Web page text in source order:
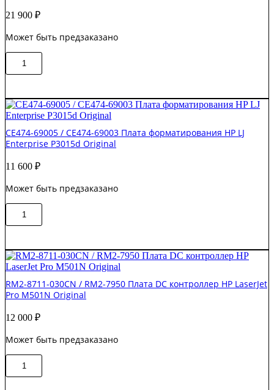
Pro
Original
21 900 ₽
Может быть предзаказано
Количество
товара
/
CF405-
60001
Плата
сканера
HP
M830
CE474-69005 / CE474-69003 Плата форматирования HP LJ
Enterprise P3015d Original
11 600 ₽
Может быть предзаказано
Количество
товара
/
CE474-
69003
Плата
форматирования
LJ
P3015d
RM2-8711-030CN / RM2-7950 Плата DC контроллер HP LaserJet
Pro M501N Original
12 000 ₽
Может быть предзаказано
Количество
товара